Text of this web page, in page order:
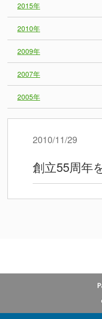
2015年
2010年
2009年
2007年
2005年
2010/11/29
創立55周年